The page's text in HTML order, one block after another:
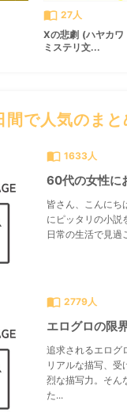
import_contacts 27人
Xの悲劇 (ハヤカワ
ミステリ文...
間で人気のまと
import_contacts 1633人
60代の女性に
皆さん、こんにち
にピッタリの小説
日常の生活で見過
import_contacts 2779人
エログロの限
追求されるエログ
リアルな描写、受
烈な描写力。そん
た...